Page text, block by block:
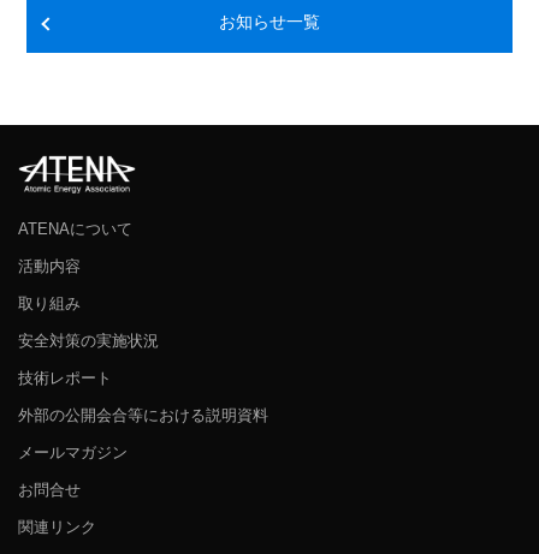
お知らせ一覧
ATENAについて
活動内容
取り組み
安全対策の実施状況
技術レポート
外部の公開会合等における説明資料
メールマガジン
お問合せ
関連リンク